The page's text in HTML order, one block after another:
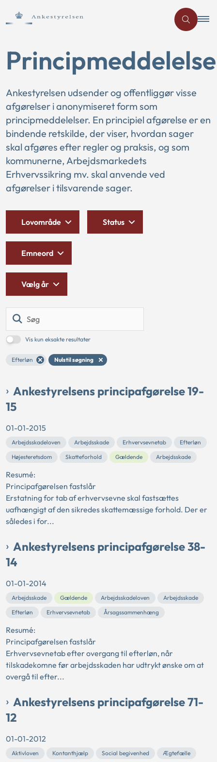
Ankestyrelsen udsender og offentliggør visse
afgørelser i anonymiseret form som
principmeddelelser. En principiel afgørelse er en
bindende retskilde, der viser, hvordan sager
skal afgøres efter regler og praksis, og som
kommunerne, Arbejdsmarkedets
Erhvervssikring mv. skal anvende ved
afgørelser i tilsvarende sager.
Vis kun eksakte resultater
Efterløn Nulstil søgning
Lovområde Status
Emneord
Vælg år
Ankestyrelsens principafgørelse 19-
15
01-01-2015
Arbejdsskadeloven Arbejdsskade Erhvervsevnetab
Efterløn
Højesteretsdom
Skatteforhold Gældende Arbejdsskade
Resumé:
Principafgørelsen fastslår
Erstatning for tab af erhvervsevne skal fastsættes
uafhængigt af den sikredes skattemæssige forhold. Der er
således i for...
Ankestyrelsens principafgørelse 38-
14
01-01-2014
Arbejdsskade Gældende Arbejdsskadeloven
Arbejdsskade
Efterløn
Erhvervsevnetab Årsagssammenhæng
Resumé:
Principafgørelsen fastslår
Erhvervsevnetab efter overgang til efterløn, når
tilskadekomne før arbejdsskaden har udtrykt ønske om at
overgå til efter...
Ankestyrelsens principafgørelse 71-
12
01-01-2012
Aktivloven Kontanthjælp Social begivenhed
Ægtefælle